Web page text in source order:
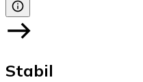
Stabil